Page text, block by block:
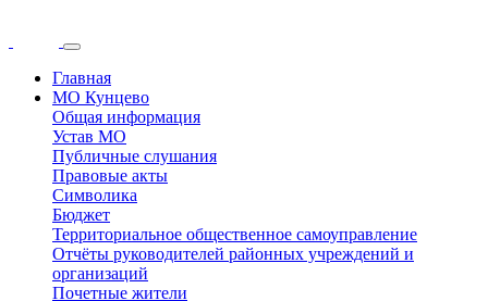
Главная
МО Кунцево
Общая информация
Устав МО
Публичные слушания
Правовые акты
Символика
Бюджет
Территориальное общественное самоуправление
Отчёты руководителей районных учреждений и
организаций
Почетные жители